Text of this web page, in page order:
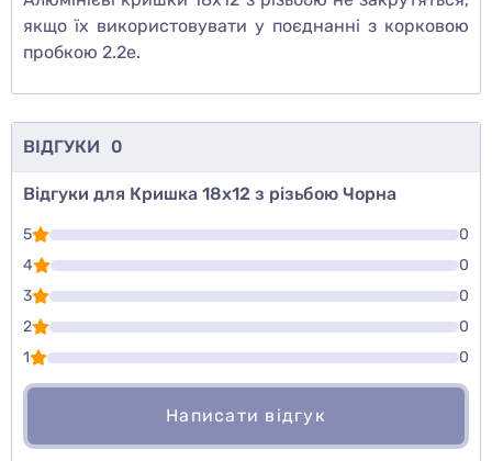
якщо їх використовувати у поєднанні з корковою
пробкою 2.2е.
ВІДГУКИ 0
Відгуки для Кришка 18х12 з різьбою Чорна
5
0
4
0
3
0
2
0
1
0
Написати відгук